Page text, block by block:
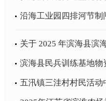
沿海工业园四排河节
关于 2025 年滨海县滨
滨海县民兵训练基地
五汛镇三洼村村民活